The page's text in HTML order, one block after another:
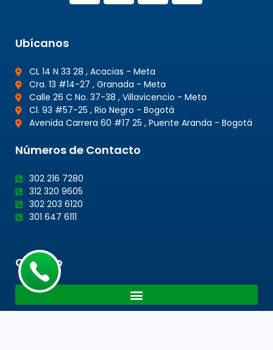
Ubícanos
CL 14 N 33 28 , Acacias - Meta
Cra. 13 #14-27 , Granada - Meta
Calle 26 C No. 37-38 , Villavicencio - Meta
Cl. 93 #57-25 , Rio Negro - Bogotá
Avenida Carrera 60 #17 25 , Puente Aranda - Bogotá
Números de Contacto
302 216 7280
312 320 9605
302 203 6120
301 647 6111
Cotacto